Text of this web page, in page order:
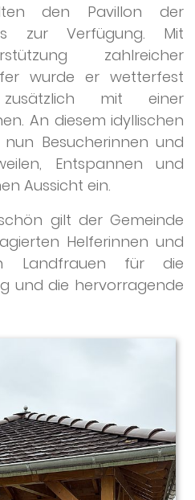
den Pavillon der
zur Verfügung. Mit
zahlreicher
wurde er wetterfest
mit einer
An diesem idyllischen
Besucherinnen und
Entspannen und
Aussicht ein.
gilt der Gemeinde
Helferinnen und
Landfrauen für die
und die hervorragende